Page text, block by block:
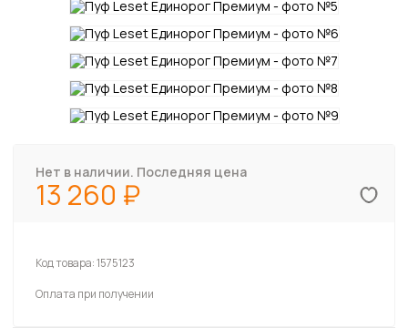
Нет в наличии. Последняя цена
13 260
Код товара:1575123
Оплата при получении